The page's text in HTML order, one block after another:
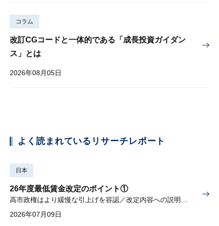
コラム
改訂CGコードと一体的である「成長投資ガイダン
ス」とは
2026年08月05日
よく読まれているリサーチレポート
日本
26年度最低賃金改定のポイント①
高市政権はより緩慢な引上げを容認／改定内容への説明責任が焦点
2026年07月09日